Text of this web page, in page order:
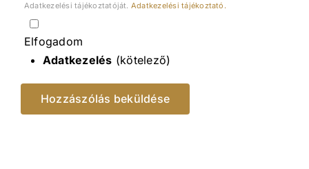
Adatkezelési tájékoztatóját. Adatkezelési tájékoztató.
Elfogadom
Adatkezelés (kötelező)